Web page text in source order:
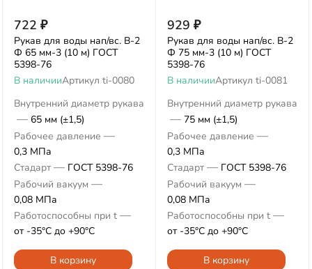
722 ₽
Рукав для воды нап/вс. В-2
Ф 65 мм-3 (10 м) ГОСТ
5398-76
В наличииАртикул ti-0080
Внутренний диаметр рукава
— 65 мм (±1,5)
Рабочее давление —
0,3 МПа
Стадарт — ГОСТ 5398-76
Рабочий вакуум —
0,08 МПа
Работоспособны при t —
от -35°С до +90°С
В корзину
929 ₽
Рукав для воды нап/вс. В-2
Ф 75 мм-3 (10 м) ГОСТ
5398-76
В наличииАртикул ti-0081
Внутренний диаметр рукава
— 75 мм (±1,5)
Рабочее давление —
0,3 МПа
Стадарт — ГОСТ 5398-76
Рабочий вакуум —
0,08 МПа
Работоспособны при t —
от -35°С до +90°С
В корзину